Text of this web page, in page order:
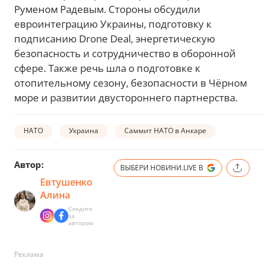
Руменом Радевым. Стороны обсудили
евроинтеграцию Украины, подготовку к
подписанию Drone Deal, энергетическую
безопасность и сотрудничество в оборонной
сфере. Также речь шла о подготовке к
отопительному сезону, безопасности в Чёрном
море и развитии двустороннего партнерства.
НАТО Украина Саммит НАТО в Анкаре
Автор:
Евтушенко
Алина
Следите
за
автором
ВЫБЕРИ НОВИНИ.LIVE В
Реклама